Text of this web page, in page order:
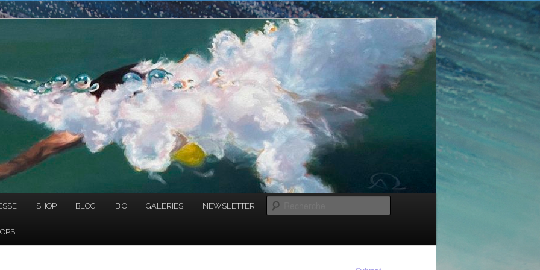
SHOP BLOG BIO GALERIES NEWSLETTER